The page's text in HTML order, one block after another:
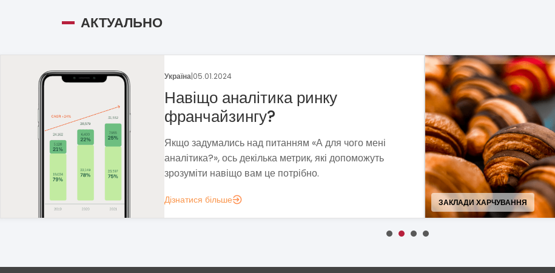
АКТУАЛЬНО
ЗАКЛАДИ ХАРЧУВАННЯ
Франшиза пекарні «Сито»
прибуткову бізнес-модель, що витримує економічну
нестабільність і виклики сучасності.
ПРОДУКТИ ХАРЧУВАННЯ, НАПОЇ